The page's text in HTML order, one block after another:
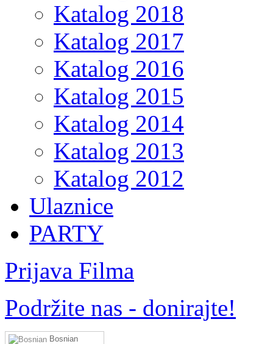
Katalog 2018
Katalog 2017
Katalog 2016
Katalog 2015
Katalog 2014
Katalog 2013
Katalog 2012
Ulaznice
PARTY
Prijava Filma
Podržite nas - donirajte!
Bosnian